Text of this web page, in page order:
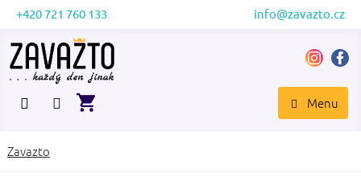
Přejít
obsah
+420 721 760 133 info@zavazto.cz
NÁKUPNÍ
Zavazto